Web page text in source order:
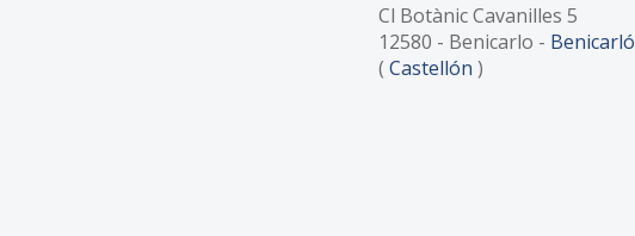
Cl Botànic Cavanilles 5
12580 - Benicarlo - Benicarló
( Castellón )